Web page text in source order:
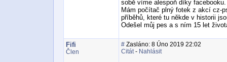
sobě víme alespoň díky facebooku.
Mám počítač plný fotek z akcí cz-
příběhů, které tu někde v historii
Odešel můj pes a s ním 15 let
Fifi
Člen
# Zasláno: 8 Úno 2019 22:02
Citát- Nahlásit